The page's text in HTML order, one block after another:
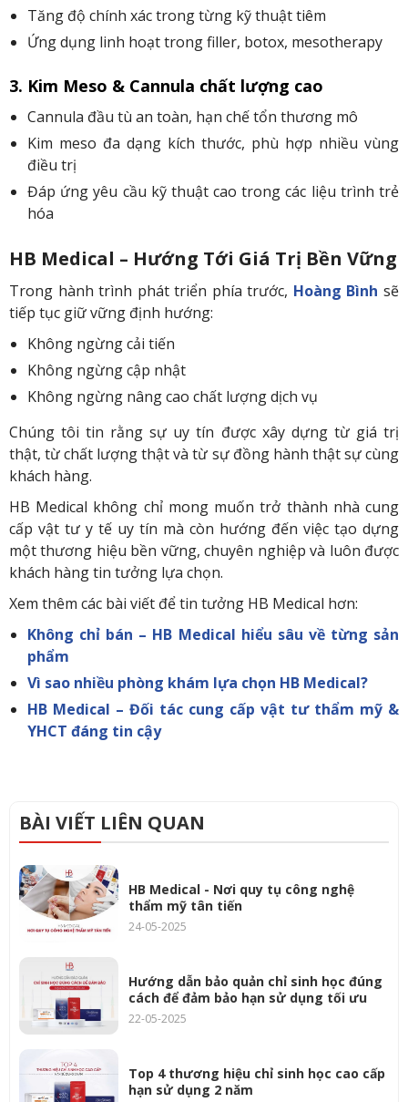
Tăng độ chính xác trong từng kỹ thuật tiêm
Ứng dụng linh hoạt trong filler, botox, mesotherapy
3. Kim Meso & Cannula chất lượng cao
Cannula đầu tù an toàn, hạn chế tổn thương mô
Kim meso đa dạng kích thước, phù hợp nhiều vùng
điều trị
Đáp ứng yêu cầu kỹ thuật cao trong các liệu trình trẻ
hóa
HB Medical – Hướng Tới Giá Trị Bền Vững
Trong hành trình phát triển phía trước, Hoàng Bình sẽ
tiếp tục giữ vững định hướng:
Không ngừng cải tiến
Không ngừng cập nhật
Không ngừng nâng cao chất lượng dịch vụ
Chúng tôi tin rằng sự uy tín được xây dựng từ giá trị
thật, từ chất lượng thật và từ sự đồng hành thật sự cùng
khách hàng.
HB Medical không chỉ mong muốn trở thành nhà cung
cấp vật tư y tế uy tín mà còn hướng đến việc tạo dựng
một thương hiệu bền vững, chuyên nghiệp và luôn được
khách hàng tin tưởng lựa chọn.
Xem thêm các bài viết để tin tưởng HB Medical hơn:
Không chỉ bán – HB Medical hiểu sâu về từng sản
phẩm
Vì sao nhiều phòng khám lựa chọn HB Medical?
HB Medical – Đối tác cung cấp vật tư thẩm mỹ &
YHCT đáng tin cậy
BÀI VIẾT LIÊN QUAN
HB Medical - Nơi quy tụ công nghệ
thẩm mỹ tân tiến
24-05-2025
Hướng dẫn bảo quản chỉ sinh học đúng
cách để đảm bảo hạn sử dụng tối ưu
22-05-2025
Top 4 thương hiệu chỉ sinh học cao cấp
hạn sử dụng 2 năm